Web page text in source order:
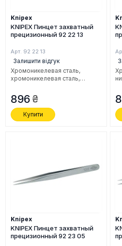
Knipex
KNIPEX Пинцет захватный
прецизионный 92 22 13
Арт. 92 22 13
Залишити відгук
Хромоникелевая сталь,
xромоникелевая сталь,
кислотостойкая, 135 мм.
896
Купити
Knipex
KNIPEX Пинцет захватный
прецизионный 92 23 05